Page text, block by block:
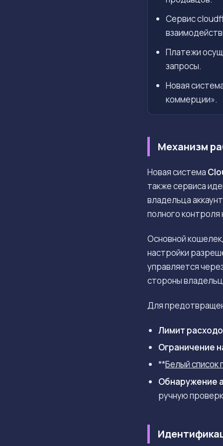
Сервис
Платежи
запросы.
Новая
коммерции».
Механизм
Новая система
также сервиса
владельца
полного
Основной
настройки
управляется
стороны
Для
Лимит
Ограничение
**Белый список
Обнаружение
ручную